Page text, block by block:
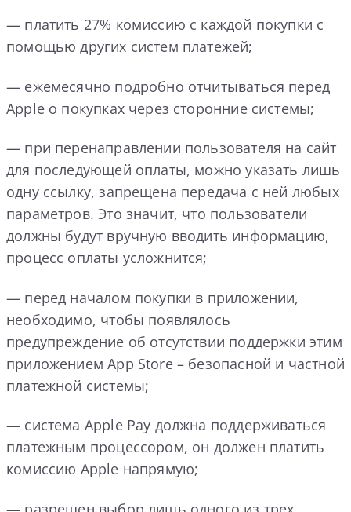
— платить 27% комиссию с каждой покупки с
помощью других систем платежей;
— ежемесячно подробно отчитываться перед
Apple о покупках через сторонние системы;
— при перенаправлении пользователя на сайт
для последующей оплаты, можно указать лишь
одну ссылку, запрещена передача с ней любых
параметров. Это значит, что пользователи
должны будут вручную вводить информацию,
процесс оплаты усложнится;
— перед началом покупки в приложении,
необходимо, чтобы появлялось
предупреждение об отсутствии поддержки этим
приложением App Store – безопасной и частной
платежной системы;
— система Apple Pay должна поддерживаться
платежным процессором, он должен платить
комиссию Apple напрямую;